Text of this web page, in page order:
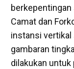
berkepentingan
Camat dan
instansi vertikal
gambaran
dilakukan untuk